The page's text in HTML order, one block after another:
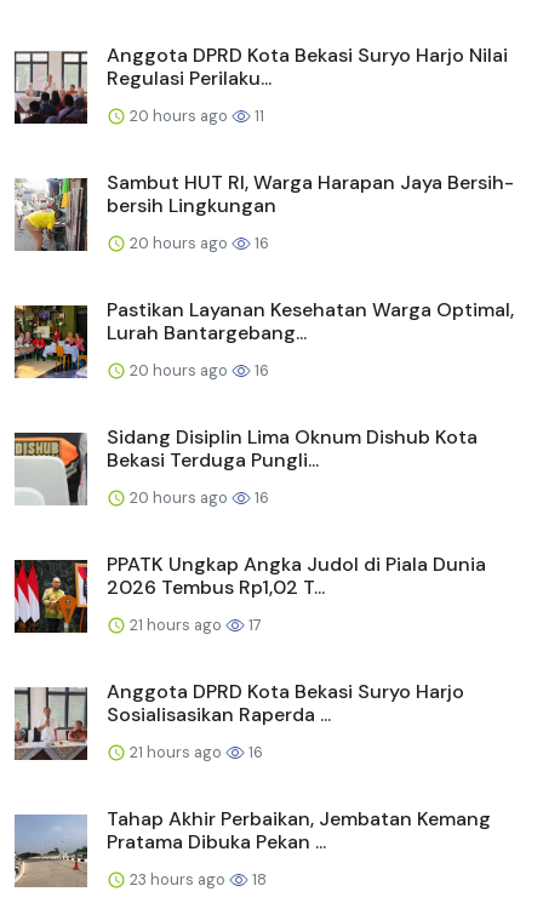
Anggota DPRD Kota Bekasi Suryo Harjo Nilai
Regulasi Perilaku...
20 hours ago 11
Sambut HUT RI, Warga Harapan Jaya Bersih-
bersih Lingkungan
20 hours ago 16
Pastikan Layanan Kesehatan Warga Optimal,
Lurah Bantargebang...
20 hours ago 16
Sidang Disiplin Lima Oknum Dishub Kota
Bekasi Terduga Pungli...
20 hours ago 16
PPATK Ungkap Angka Judol di Piala Dunia
2026 Tembus Rp1,02 T...
21 hours ago 17
Anggota DPRD Kota Bekasi Suryo Harjo
Sosialisasikan Raperda ...
21 hours ago 16
Tahap Akhir Perbaikan, Jembatan Kemang
Pratama Dibuka Pekan ...
23 hours ago 18